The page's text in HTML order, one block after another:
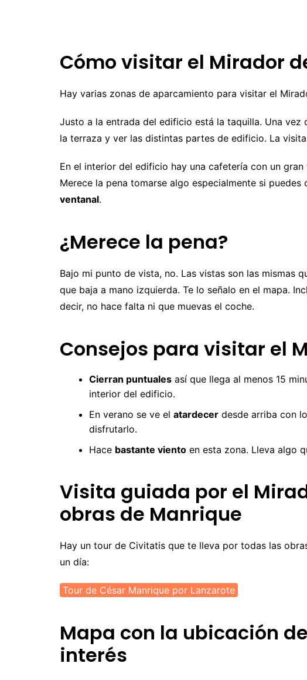
Cómo visitar el Mirador
Hay varias zonas de aparcamiento para visitar el
Justo a la entrada del edificio está la taquilla. Una
la terraza y ver las distintas partes de edificio. La
En el interior del edificio hay una cafetería con un
Merece la pena tomarse algo especialmente si puedes
ventanal.
¿Merece la pena?
Bajo mi punto de vista, no. Las vistas son las mismas
que baja a mano izquierda. Te lo señalo en el mapa.
decir, no hace falta ni que muevas el coche.
Consejos para visitar el
Cierran puntuales así que llega al menos 15
interior del edificio.
En verano se ve el atardecer desde arriba con
disfrutarlo.
Hace bastante viento en esta zona. Lleva algo
Visita guiada por el
obras de Manrique
Hay un tour de Civitatis que te lleva por todas las
un día:
Tour de César Manrique por Lanzarote
Mapa con la ubicación
interés